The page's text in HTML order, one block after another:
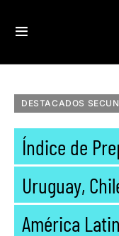
DESTACADOS
Índice de
Uruguay,
América